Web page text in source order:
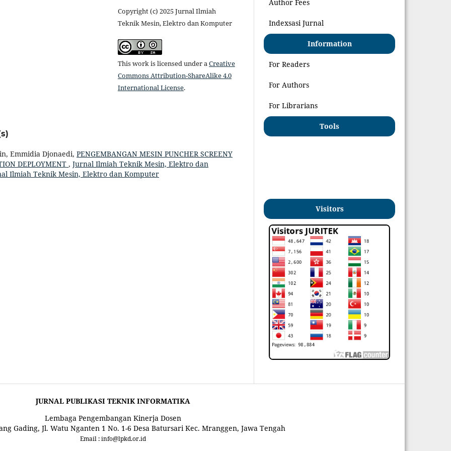
Copyright (c) 2025 Jurnal Ilmiah
Teknik Mesin, Elektro dan Komputer
This work is licensed under a Creative
Commons Attribution-ShareAlike 4.0
International License.
Emmidia Djonaedi, PENGEMBANGAN MESIN PUNCHER SCREENY
DEPLOYMENT , Jurnal Ilmiah Teknik Mesin, Elektro dan
Ilmiah Teknik Mesin, Elektro dan Komputer
Author Fees
Indexsasi Jurnal
Information
For Readers
For Authors
For Librarians
Tools
Visitors
JURNAL PUBLIKASI TEKNIK INFORMATIKA
Lembaga Pengembangan Kinerja Dosen
Gading, Jl. Watu Nganten 1 No. 1-6 Desa Batursari Kec. Mranggen, Jawa Tengah
Email : info@lpkd.or.id